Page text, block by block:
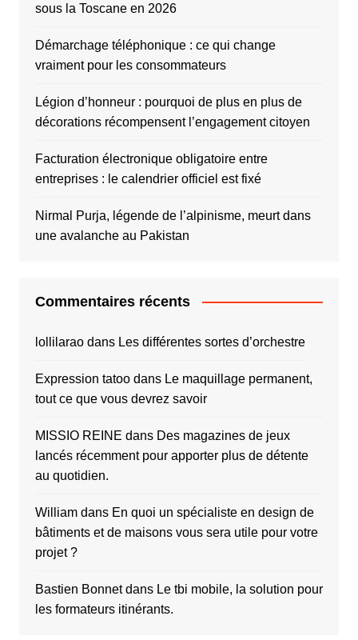
sous la Toscane en 2026
Démarchage téléphonique : ce qui change
vraiment pour les consommateurs
Légion d’honneur : pourquoi de plus en plus de
décorations récompensent l’engagement citoyen
Facturation électronique obligatoire entre
entreprises : le calendrier officiel est fixé
Nirmal Purja, légende de l’alpinisme, meurt dans
une avalanche au Pakistan
Commentaires récents
lollilaraodans Les différentes sortes d’orchestre
Expression tatoodans Le maquillage permanent,
tout ce que vous devrez savoir
MISSIO REINE dans Des magazines de jeux
lancés récemment pour apporter plus de détente
au quotidien.
Williamdans En quoi un spécialiste en design de
bâtiments et de maisons vous sera utile pour votre
projet ?
Bastien Bonnetdans Le tbi mobile, la solution pour
les formateurs itinérants.